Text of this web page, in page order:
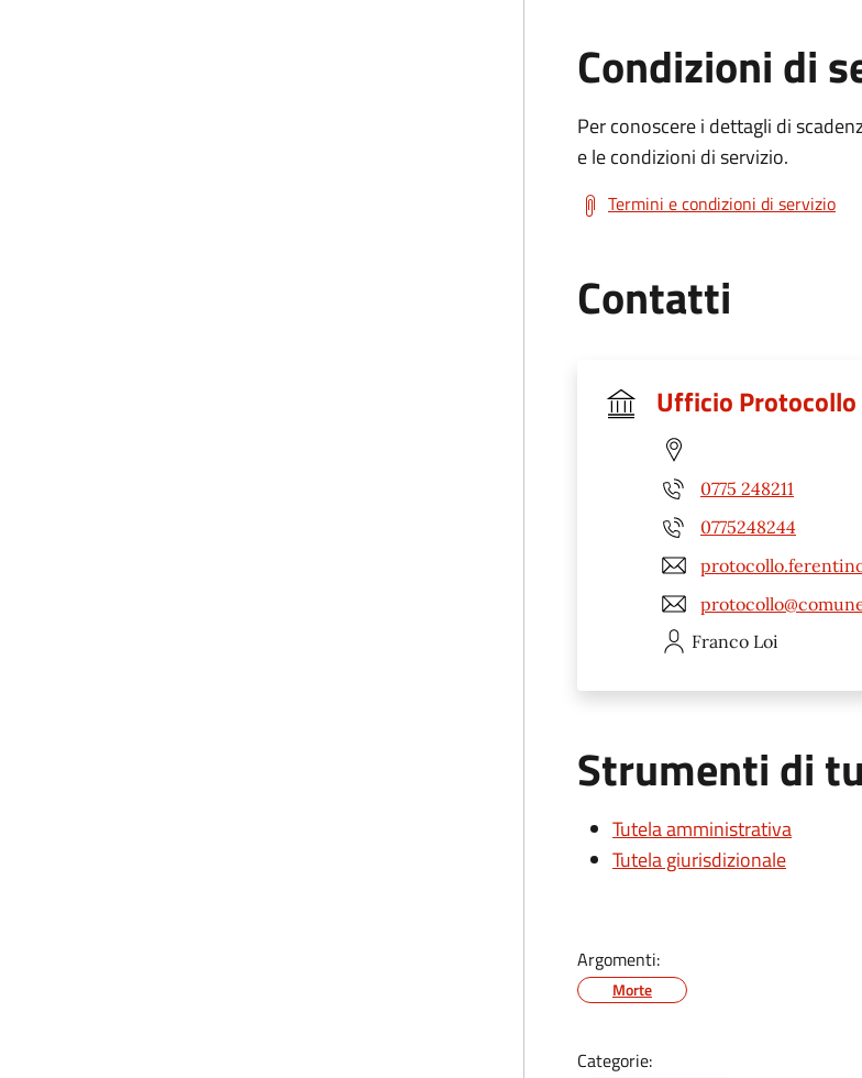
Condizioni di
Per conoscere i dettagli di
e le condizioni di servizio.
Termini e condizioni di servizio
Contatti
Ufficio Protocollo
0775 248211
0775248244
Franco Loi
Strumenti di
Tutela amministrativa
Tutela giurisdizionale
Argomenti:
Morte
Categorie: